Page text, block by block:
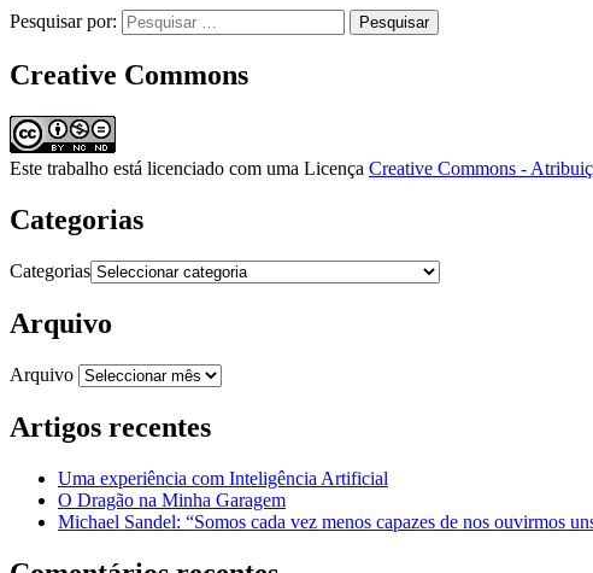
Pesquisar por:
Creative Commons
Este trabalho está licenciado com uma Licença Creative Commons -
Categorias
Categorias
Arquivo
Arquivo
Artigos recentes
Uma experiência com Inteligência Artificial
O Dragão na Minha Garagem
Michael Sandel: “Somos cada vez menos capazes de nos ouvirmos